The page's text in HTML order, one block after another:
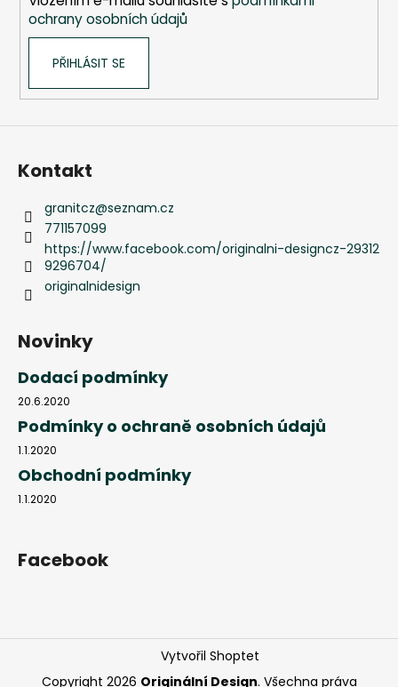
ochrany osobních údajů
PŘIHLÁSIT SE
Kontakt
granitcz@seznam.cz
771157099
https://www.facebook.com/originalni-designcz-29312
9296704/
originalnidesign
Novinky
Dodací podmínky
20.6.2020
Podmínky o ochraně osobních údajů
1.1.2020
Obchodní podmínky
1.1.2020
Facebook
Vytvořil Shoptet
Copyright 2026 Originální Design. Všechna práva